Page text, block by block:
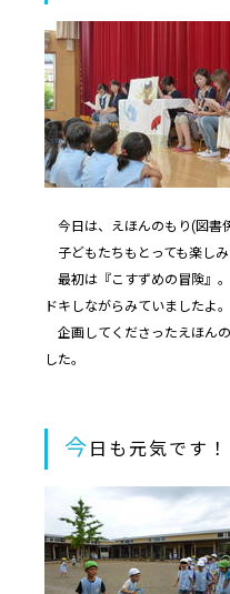
今日は、えほんのもり(図書
子どもたちもとっても楽しみ
最初は『こすずめの冒険』
ドキしながらみていましたよ。
企画してくださったえほん
した。
今 日も元気です